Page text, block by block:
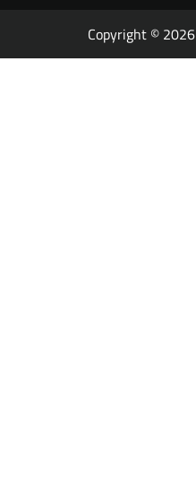
Copyright © 2026